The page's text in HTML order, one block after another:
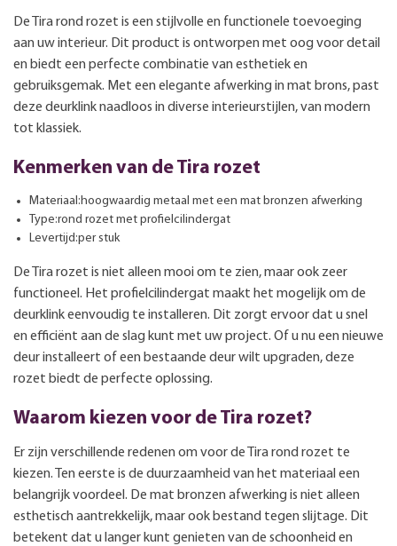
De Tira rond rozet is een stijlvolle en functionele toevoeging
aan uw interieur. Dit product is ontworpen met oog voor detail
en biedt een perfecte combinatie van esthetiek en
gebruiksgemak. Met een elegante afwerking in mat brons, past
deze deurklink naadloos in diverse interieurstijlen, van modern
tot klassiek.
Kenmerken van de Tira rozet
Materiaal:hoogwaardig metaal met een mat bronzen afwerking
Type:rond rozet met profielcilindergat
Levertijd:per stuk
De Tira rozet is niet alleen mooi om te zien, maar ook zeer
functioneel. Het profielcilindergat maakt het mogelijk om de
deurklink eenvoudig te installeren. Dit zorgt ervoor dat u snel
en efficiënt aan de slag kunt met uw project. Of u nu een nieuwe
deur installeert of een bestaande deur wilt upgraden, deze
rozet biedt de perfecte oplossing.
Waarom kiezen voor de Tira rozet?
Er zijn verschillende redenen om voor de Tira rond rozet te
kiezen. Ten eerste is de duurzaamheid van het materiaal een
belangrijk voordeel. De mat bronzen afwerking is niet alleen
esthetisch aantrekkelijk, maar ook bestand tegen slijtage. Dit
betekent dat u langer kunt genieten van de schoonheid en